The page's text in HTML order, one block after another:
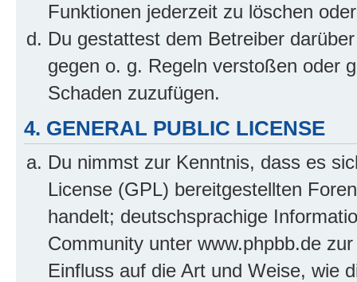
Funktionen jederzeit zu löschen
Du gestattest dem Betreiber
gegen o. g. Regeln verstoßen oder
Schaden zuzufügen.
4. GENERAL PUBLIC LICENSE
Du nimmst zur Kenntnis, dass es
License (GPL) bereitgestellten
handelt; deutschsprachige
Community unter www.phpbb.de
Einfluss auf die Art und Weise, wie